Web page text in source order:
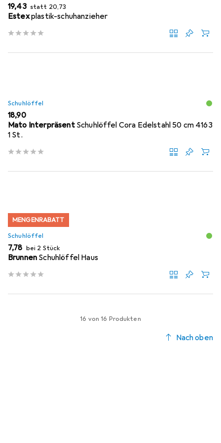
EUR
19,43 statt EUR
20,73
Estexplastik-schuhanzieher
Schuhlöffel
EUR
18,90
Mato Interpräsent Schuhlöffel Cora Edelstahl 50 cm 4163
1 St.
MENGENRABATT
Schuhlöffel
EUR
7,78 bei 2 Stück
Brunnen Schuhlöffel Haus
16 von 16 Produkten
Nach oben